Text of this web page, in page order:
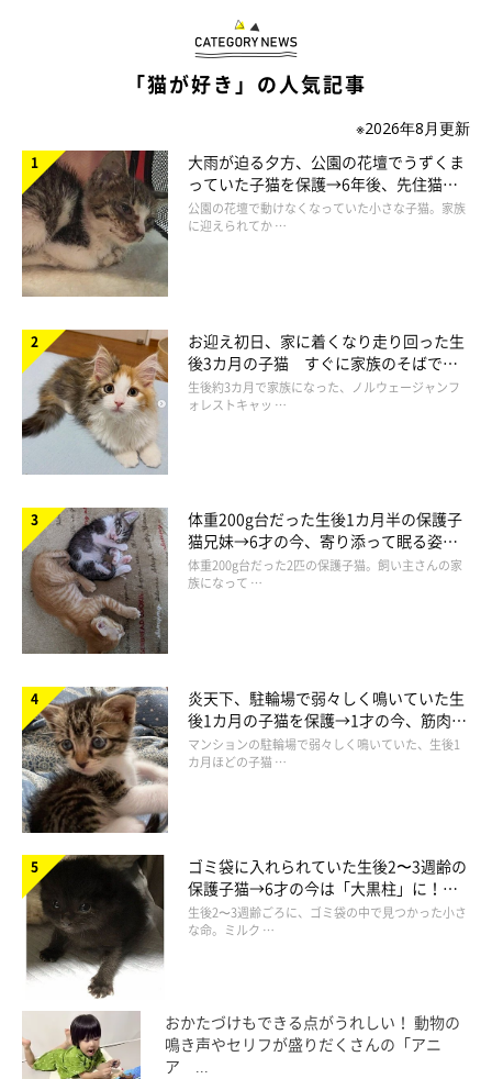
日向ぼっこにぴったりで、お昼寝の時に使ってる猫ちゃんが多い
印象です。しっかりくっ付くのかを試してから利用してください
2024年モデル 猫 窓用 ハンモック 上向きデザイン 強力
吸盤 大型 カバー2枚入り ファスナー式 組立簡単 洗濯
可能 折畳み オールシーズン対応 日光浴 ストレス解消
(最新型グレーメッシュx2, 大（30cmx52cm）)
価格：5,080円（税込、送料無料)
42％の飼い主さんが「ペットカメラ」を利
用！
720人中306人の方が「ペットカメラ」を利用しているという結
果でした。
多くの方が利用していますね！！
「猫が好き」の人気記事
※2026年8月更新
大雨が迫る夕方、公園の花壇でうずくま
っていた子猫を保護→6年後、先住猫
と“姉妹”のような関係に
公園の花壇で動けなくなっていた小さな子猫。家族
に迎えられてか …
お迎え初日、家に着くなり走り回った生
後3カ月の子猫 すぐに家族のそばで落
ち着く姿に「迎えてよかった」
生後約3カ月で家族になった、ノルウェージャンフ
ォレストキャッ …
体重200g台だった生後1カ月半の保護子
猫兄妹→6才の今、寄り添って眠る姿に
ほっこり！
体重200g台だった2匹の保護子猫。飼い主さんの家
族になって …
炎天下、駐輪場で弱々しく鳴いていた生
後1カ月の子猫を保護→1才の今、筋肉質
でツンデレなコに成長
マンションの駐輪場で弱々しく鳴いていた、生後1
カ月ほどの子猫 …
ゴミ袋に入れられていた生後2〜3週齢の
保護子猫→6才の今は「大黒柱」に！
美しい黒猫に成長した姿にグッとくる
生後2〜3週齢ごろに、ゴミ袋の中で見つかった小さ
な命。ミルク …
おかたづけもできる点がうれしい！ 動物の
鳴き声やセリフが盛りだくさんの「アニ
ア ...